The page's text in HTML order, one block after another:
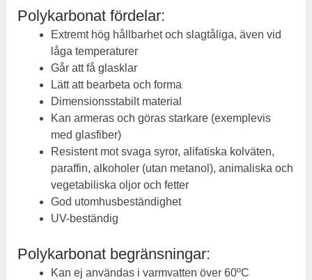
Polykarbonat fördelar:
Extremt hög hållbarhet och slagtåliga, även vid
låga temperaturer
Går att få glasklar
Lätt att bearbeta och forma
Dimensionsstabilt material
Kan armeras och göras starkare (exemplevis
med glasfiber)
Resistent mot svaga syror, alifatiska kolväten,
paraffin, alkoholer (utan metanol), animaliska och
vegetabiliska oljor och fetter
God utomhusbeständighet
UV-beständig
Polykarbonat begränsningar:
Kan ej användas i varmvatten över 60ºC